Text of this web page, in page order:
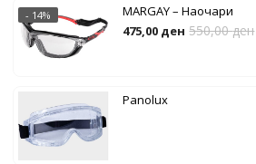
MARGAY – Наочари
475,00 ден 550,00ден
- 14%
Panolux